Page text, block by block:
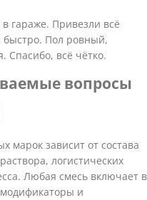
гараже. Привезли всё
быстро. Пол ровный,
Спасибо, всё чётко.
вопросы
марок зависит от состава
логистических
Любая смесь включает в
и